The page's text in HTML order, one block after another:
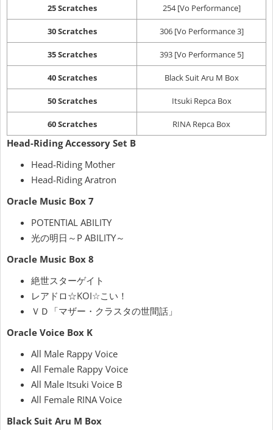
25 Scratches 254 [Vo Performance]
30 Scratches 306 [Vo Performance 3]
35 Scratches 393 [Vo Performance 5]
40 Scratches Black Suit Aru M Box
50 Scratches Itsuki Repca Box
60 Scratches RINA Repca Box
Head-Riding Accessory Set B
Head-Riding Mother
Head-Riding Aratron
Oracle Music Box 7
POTENTIAL ABILITY
光の明日～P ABILITY～
Oracle Music Box 8
絶世スターゲイト
レアドロ☆KOI☆こい！
ＶＤ「マザー・クラスタの世間話」
Oracle Voice Box K
All Male Rappy Voice
All Female Rappy Voice
All Male Itsuki Voice B
All Female RINA Voice
Black Suit Aru M Box